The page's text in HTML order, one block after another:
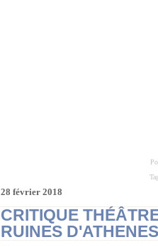
28 février 2018
CRITIQUE
RUINES